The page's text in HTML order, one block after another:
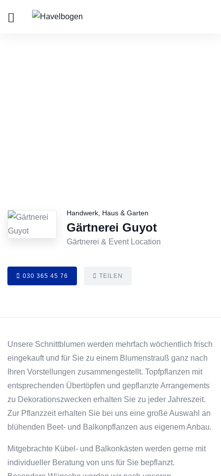
Handwerk, Haus & Garten
Gärtnerei Guyot
Gärtnerei & Event Location
030 365 45 76 TEILEN
Unsere Schnittblumen werden mehrfach wöchentlich frisch
eingekauft und für Sie zu einem Blumenstrauß ganz nach
Ihren Vorstellungen zusammengestellt. Topfpflanzen mit
entsprechenden Übertöpfen und gepflanzte Arrangements
zu Dekorationszwecken erhalten Sie zu jeder Jahreszeit.
Zur Pflanzzeit erhalten Sie bei uns eine große Auswahl an
blühenden Beet- und Balkonpflanzen aus eigenem Anbau.
Mitgebrachte Kübel- und Balkonkästen werden gerne mit
individueller Beratung von uns für Sie bepflanzt.